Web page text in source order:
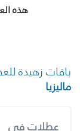
هذه
باقات زهيدة
ماليزيا
عطلات في